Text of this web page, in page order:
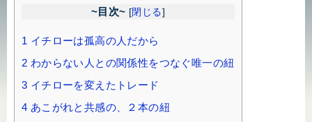
~目次~ [閉じる]
1 イチローは孤高の人だから
2 わからない人との関係性をつなぐ唯一の紐
3 イチローを変えたトレード
4 あこがれと共感の、２本の紐